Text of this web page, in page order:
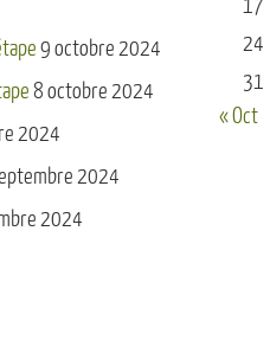
9 octobre 2024
8 octobre 2024
2024
2024
2024
17
24
31
« Oct